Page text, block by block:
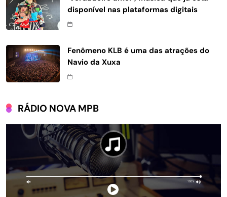
disponível nas plataformas digitais
Fenômeno KLB é uma das atrações do
Navio da Xuxa
RÁDIO NOVA MPB